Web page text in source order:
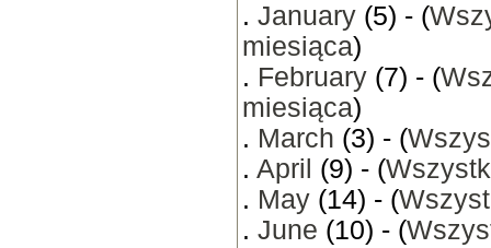
. January (5) - (
miesiąca)
. February (7) - (
miesiąca)
. March (3) - (
. April (9) - (
. May (14) - (
. June (10) - (